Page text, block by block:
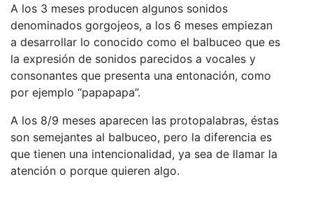
A los 3 meses producen algunos sonidos
denominados gorgojeos, a los 6 meses empiezan
a desarrollar lo conocido como el balbuceo que es
la expresión de sonidos parecidos a vocales y
consonantes que presenta una entonación, como
por ejemplo “papapapa”.
A los 8/9 meses aparecen las protopalabras, éstas
son semejantes al balbuceo, pero la diferencia es
que tienen una intencionalidad, ya sea de llamar la
atención o porque quieren algo.